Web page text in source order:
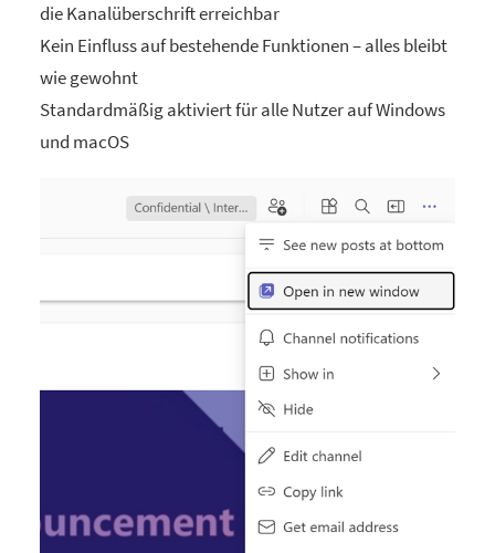
die Kanalüberschrift erreichbar
Kein Einfluss auf bestehende Funktionen – alles bleibt
wie gewohnt
Standardmäßig aktiviert für alle Nutzer auf Windows
und macOS